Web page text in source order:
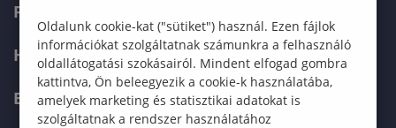
FELVÉTELIZŐKNEK
HALLGATÓKNAK
ERASMUS+
Oldalunk cookie-kat ("sütiket") használ. Ezen fájlok
információkat szolgáltatnak számunkra a felhasználó
oldallátogatási szokásairól. Mindent elfogad gombra
kattintva, Ön beleegyezik a cookie-k használatába,
amelyek marketing és statisztikai adatokat is
szolgáltatnak a rendszer használatához